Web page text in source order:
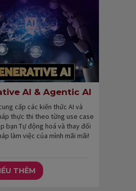
cấp các kiến thức AI và
thực thi theo từng use case
bạn Tự động hoá và thay đổi
làm việc của mình mãi mãi!
AI & Agentic AI
THÊM